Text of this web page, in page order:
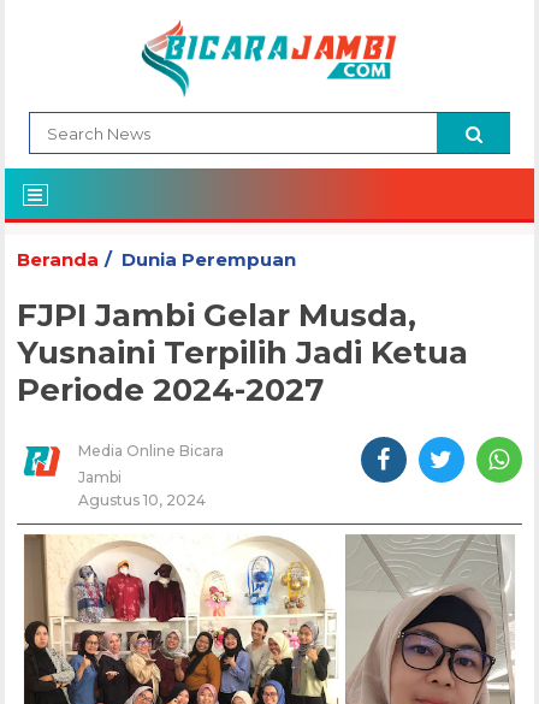
Beranda Dunia Perempuan
FJPI Jambi Gelar Musda,
Yusnaini Terpilih Jadi Ketua
Periode 2024-2027
Media Online Bicara
Jambi
Agustus 10, 2024